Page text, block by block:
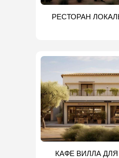
РЕСТОРАН
КАФЕ ВИЛЛА